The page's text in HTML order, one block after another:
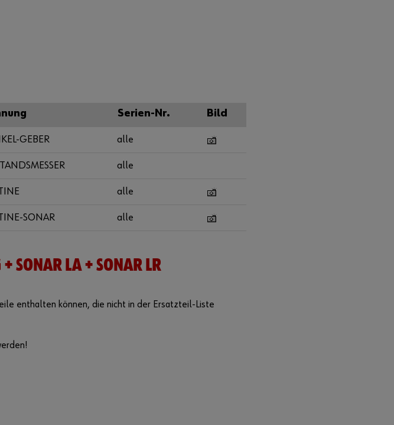
Serien-Nr. Bild
GEBER alle
alle
alle
SONAR alle
SONAR LA + SONAR LR
enthalten können, die nicht in der Ersatzteil-Liste